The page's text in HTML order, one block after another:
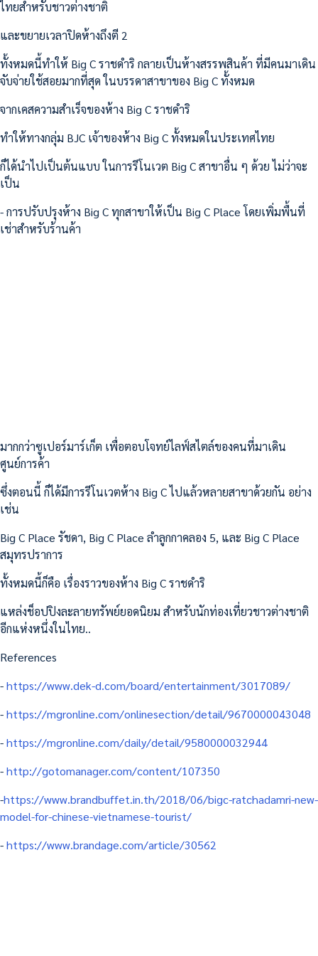
ไทยสำหรับชาวต่างชาติ
และขยายเวลาปิดห้างถึงตี 2
ทั้งหมดนี้ทำให้ Big C ราชดำริ กลายเป็นห้างสรรพสินค้า ที่มีคนมาเดิน
จับจ่ายใช้สอยมากที่สุด ในบรรดาสาขาของ Big C ทั้งหมด
จากเคสความสำเร็จของห้าง Big C ราชดำริ
ทำให้ทางกลุ่ม BJC เจ้าของห้าง Big C ทั้งหมดในประเทศไทย
ก็ได้นำไปเป็นต้นแบบ ในการรีโนเวต Big C สาขาอื่น ๆ ด้วย ไม่ว่าจะ
เป็น
- การปรับปรุงห้าง Big C ทุกสาขาให้เป็น Big C Place โดยเพิ่มพื้นที่
เช่าสำหรับร้านค้า
มากกว่าซูเปอร์มาร์เก็ต เพื่อตอบโจทย์ไลฟ์สไตล์ของคนที่มาเดิน
ศูนย์การค้า
ซึ่งตอนนี้ ก็ได้มีการรีโนเวตห้าง Big C ไปแล้วหลายสาขาด้วยกัน อย่าง
เช่น
Big C Place รัชดา, Big C Place ลำลูกกาคลอง 5, และ Big C Place
สมุทรปราการ
ทั้งหมดนี้ก็คือ เรื่องราวของห้าง Big C ราชดำริ
แหล่งช็อปปิงละลายทรัพย์ยอดนิยม สำหรับนักท่องเที่ยวชาวต่างชาติ
อีกแห่งหนึ่งในไทย..
References
-https://www.dek-d.com/board/entertainment/3017089/
-https://mgronline.com/onlinesection/detail/9670000043048
-https://mgronline.com/daily/detail/9580000032944
-http://gotomanager.com/content/107350
-https://www.brandbuffet.in.th/2018/06/bigc-ratchadamri-new-
model-for-chinese-vietnamese-tourist/
-https://www.brandage.com/article/30562